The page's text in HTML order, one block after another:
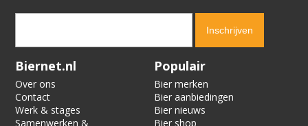
Verification code:
Biernet.nl
Over ons
Contact
Werk & stages
Samenwerken &
Populair
Bier merken
Bier aanbiedingen
Bier nieuws
Bier shop